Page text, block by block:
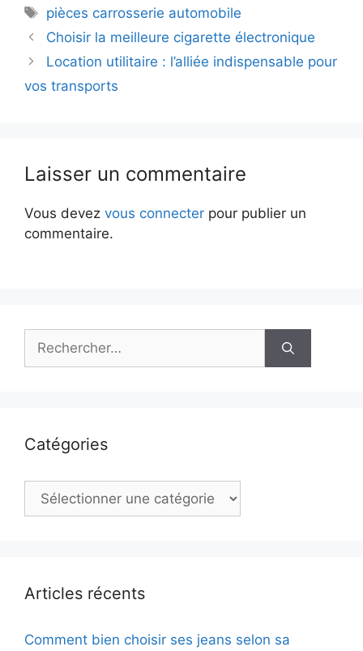
Étiquettes
pièces carrosserie automobile
Choisir la meilleure cigarette électronique
Location utilitaire : l’alliée indispensable pour
vos transports
Laisser un commentaire
Vous devez vous connecter pour publier un
commentaire.
Rechercher :
Catégories
Catégories
Articles récents
Comment bien choisir ses jeans selon sa